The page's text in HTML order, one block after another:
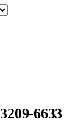
6633